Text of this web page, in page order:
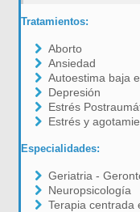
Tratamientos:
Aborto
Ansiedad
Autoestima baja
Depresión
Estrés
Estrés y
Especialidades:
Geriatria -
Neuropsicología
Terapia centrada